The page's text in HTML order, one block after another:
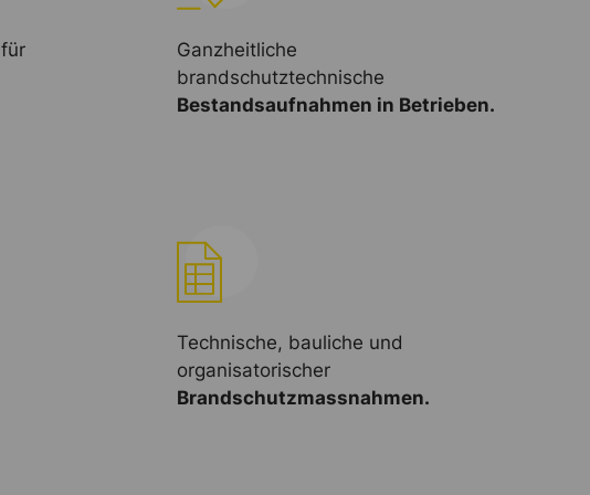
für
Ganzheitliche
brandschutztechnische
Bestandsaufnahmen in Betrieben.
Technische, bauliche und
organisatorischer
Brandschutzmassnahmen.